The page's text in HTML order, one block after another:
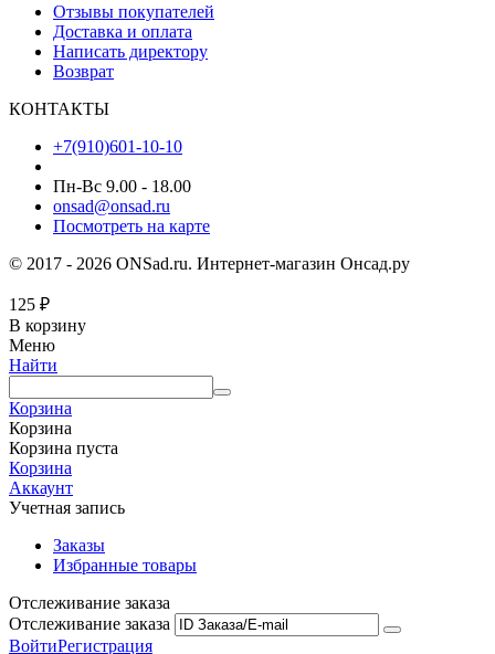
Отзывы покупателей
Доставка и оплата
Написать директору
Возврат
КОНТАКТЫ
+7(910)601-10-10
Пн-Вс 9.00 - 18.00
onsad@onsad.ru
Посмотреть на карте
© 2017 - 2026 ONSad.ru. Интернет-магазин Онсад.ру
125 ₽
В корзину
Меню
Найти
Корзина
Корзина
Корзина пуста
Корзина
Аккаунт
Учетная запись
Заказы
Избранные товары
Отслеживание заказа
Отслеживание заказа
ВойтиРегистрация